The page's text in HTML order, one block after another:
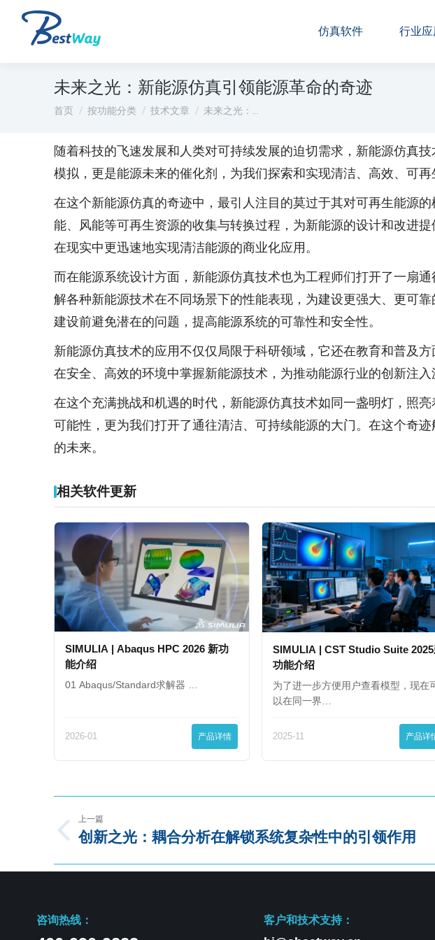
仿真软件 行业应
未来之光：新能源仿真引领能源革命的奇迹
您在这里：
首页 按功能分类 技术文章 未来之光：…
随着科技的飞速发展和人类对可持续发展的迫切需求，新能源仿真
模拟，更是能源未来的催化剂，为我们探索和实现清洁、高效、可再
在这个新能源仿真的奇迹中，最引人注目的莫过于其对可再生能源
能、风能等可再生资源的收集与转换过程，为新能源的设计和改进
在现实中更迅速地实现清洁能源的商业化应用。
而在能源系统设计方面，新能源仿真技术也为工程师们打开了一扇
解各种新能源技术在不同场景下的性能表现，为建设更强大、更可
建设前避免潜在的问题，提高能源系统的可靠性和安全性。
新能源仿真技术的应用不仅仅局限于科研领域，它还在教育和普及
在安全、高效的环境中掌握新能源技术，为推动能源行业的创新注入
在这个充满挑战和机遇的时代，新能源仿真技术如同一盏明灯，照
可能性，更为我们打开了通往清洁、可持续能源的大门。在这个奇
的未来。
相关软件更新
SIMULIA | Abaqus HPC 2026 新功
能介绍
01 Abaqus/Standard求解器 …
2026-01 产品详情
SIMULIA | CST Studio Suite
功能介绍
为了进一步方便用户查看模型，现在
以在同一界…
2025-11 产品详
上一篇
创新之光：耦合分析在解锁系统复杂性中的引领作用
咨询热线： 客户和技术支持：